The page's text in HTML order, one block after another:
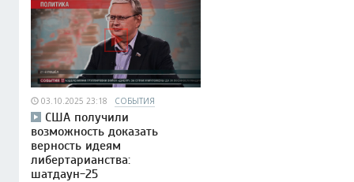
03.10.2025 23:18 СОБЫТИЯ
США получили
возможность доказать
верность идеям
либертарианства:
шатдаун-25